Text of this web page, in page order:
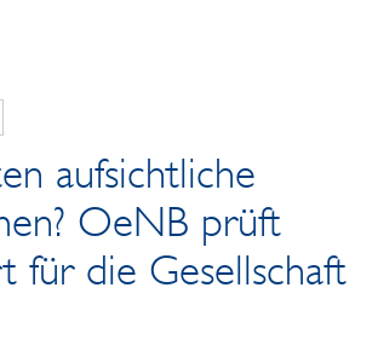
aufsichtliche
OeNB prüft
für die Gesellschaft